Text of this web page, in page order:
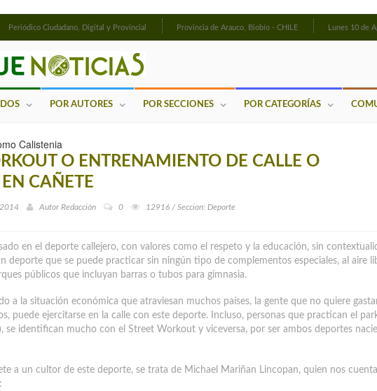
Periódico Ciudadano, Digital y Provincial Provincia de Arauco, Biobío - CHILE Lunes 10 de
POR AUTORES POR SECCIONES POR CATEGORÍAS
Calistenia
O ENTRENAMIENTO DE CALLE O
CAÑETE
Autor Redacción 0 12916 / Seccion: Deporte
en el deporte callejero, con valores como el respeto y la educación, sin
deporte que se puede practicar sin ningún tipo de complementos especiales, al aire
públicos que incluyan barras o tubos para gimnasia.
a la situación económica que atraviesan muchos países, la gente que no quiere
puede ejercitarse en la calle con este deporte. Incluso, personas que practican el
se identifican mucho con el Street Workout y viceversa, por ser ambos deportes
a un cultor de este deporte, se trata de Michael Mariñan Lincopan, quien nos cuenta